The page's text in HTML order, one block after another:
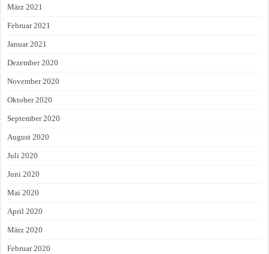
März 2021
Februar 2021
Januar 2021
Dezember 2020
November 2020
Oktober 2020
September 2020
August 2020
Juli 2020
Juni 2020
Mai 2020
April 2020
März 2020
Februar 2020